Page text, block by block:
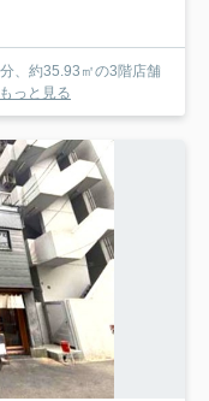
、約35.93㎡の3階店舗
もっと見る